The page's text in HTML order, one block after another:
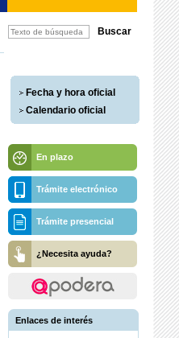
Fecha y hora oficial
Calendario oficial
En plazo
Trámite electrónico
Trámite presencial
¿Necesita ayuda?
Enlaces de interés